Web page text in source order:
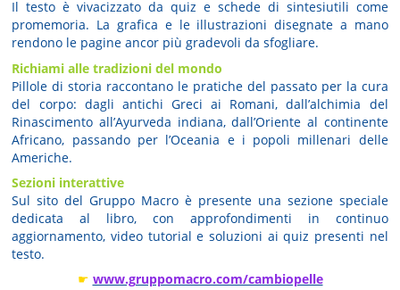
Il testo è vivacizzato da quiz e schede di sintesiutili come
promemoria. La grafica e le illustrazioni disegnate a mano
rendono le pagine ancor più gradevoli da sfogliare.
Richiami alle tradizioni del mondo
Pillole di storia raccontano le pratiche del passato per la cura
del corpo: dagli antichi Greci ai Romani, dall’alchimia del
Rinascimento all’Ayurveda indiana, dall’Oriente al continente
Africano, passando per l’Oceania e i popoli millenari delle
Americhe.
Sezioni interattive
Sul sito del Gruppo Macro è presente una sezione speciale
dedicata al libro, con approfondimenti in continuo
aggiornamento, video tutorial e soluzioni ai quiz presenti nel
testo.
☛ www.gruppomacro.com/cambiopelle